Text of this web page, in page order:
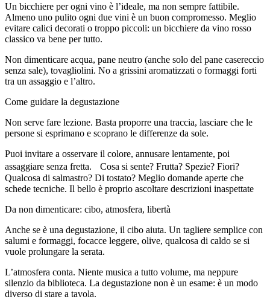
Un bicchiere per ogni vino è l’ideale, ma non sempre fattibile.
Almeno uno pulito ogni due vini è un buon compromesso. Meglio
evitare calici decorati o troppo piccoli: un bicchiere da vino rosso
classico va bene per tutto.
Non dimenticare acqua, pane neutro (anche solo del pane casereccio
senza sale), tovagliolini. No a grissini aromatizzati o formaggi forti
tra un assaggio e l’altro.
Come guidare la degustazione
Non serve fare lezione. Basta proporre una traccia, lasciare che le
persone si esprimano e scoprano le differenze da sole.
Puoi invitare a osservare il colore, annusare lentamente, poi
assaggiare senza fretta. Cosa si sente? Frutta? Spezie? Fiori?
Qualcosa di salmastro? Di tostato? Meglio domande aperte che
schede tecniche. Il bello è proprio ascoltare descrizioni inaspettate
Da non dimenticare: cibo, atmosfera, libertà
Anche se è una degustazione, il cibo aiuta. Un tagliere semplice con
salumi e formaggi, focacce leggere, olive, qualcosa di caldo se si
vuole prolungare la serata.
L’atmosfera conta. Niente musica a tutto volume, ma neppure
silenzio da biblioteca. La degustazione non è un esame: è un modo
diverso di stare a tavola.